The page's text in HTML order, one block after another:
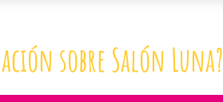
sobre Salón Luna?